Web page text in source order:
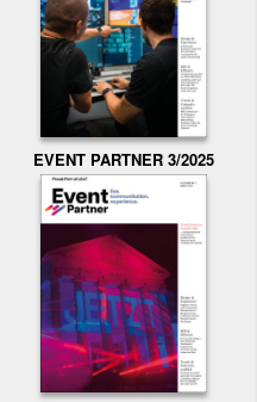
EVENT PARTNER 3/2025